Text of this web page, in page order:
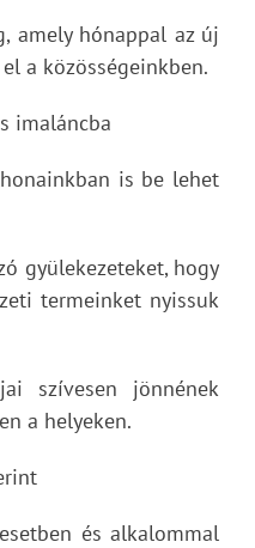
amely hónappal az új
a közösségeinkben.
imaláncba
is be lehet
gyülekezeteket, hogy
termeinket nyissuk
szívesen jönnének
a helyeken.
és alkalommal